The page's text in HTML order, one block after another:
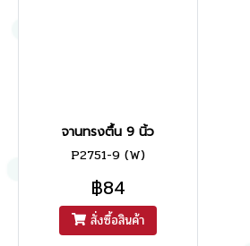
จานทรงตื้น 9 นิ้ว
P2751-9 (W)
฿84
สั่งซื้อสินค้า